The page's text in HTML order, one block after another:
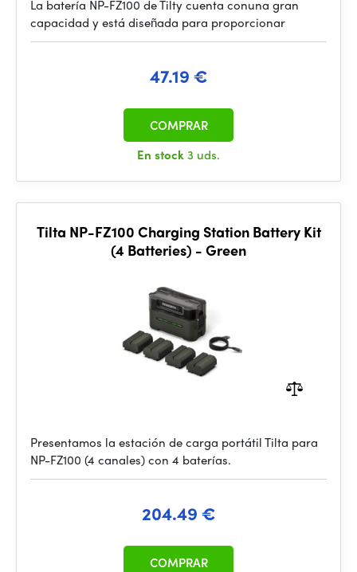
La batería NP-FZ100 de Tilty cuenta conuna gran
capacidad y está diseñada para proporcionar
47.19 €
En stock3 uds.
COMPRAR
Tilta NP-FZ100 Charging Station Battery Kit
(4 Batteries) - Green
Presentamos la estación de carga portátil Tilta para
NP-FZ100 (4 canales) con 4 baterías.
204.49 €
COMPRAR